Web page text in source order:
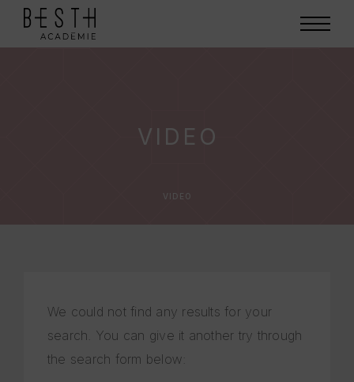
VIDEO
VIDEO
We could not find any results for your
search. You can give it another try through
the search form below: